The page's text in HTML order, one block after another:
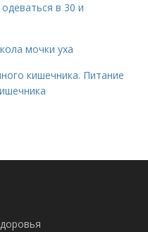
в 30 и
мочки уха
кишечника. Питание